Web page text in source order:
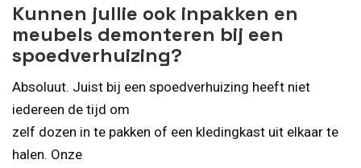
Kunnen jullie ook inpakken en
meubels demonteren bij een
spoedverhuizing?
Absoluut. Juist bij een spoedverhuizing heeft niet
iedereen de tijd om
zelf dozen in te pakken of een kledingkast uit elkaar te
halen. Onze